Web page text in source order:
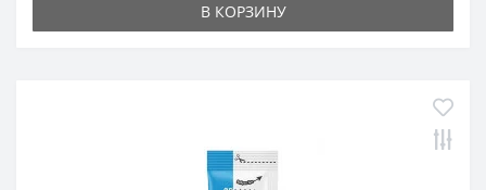
В КОРЗИНУ